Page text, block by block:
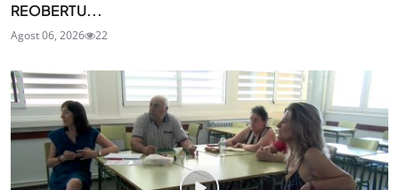
REOBERTU...
Agost 06, 2026 22